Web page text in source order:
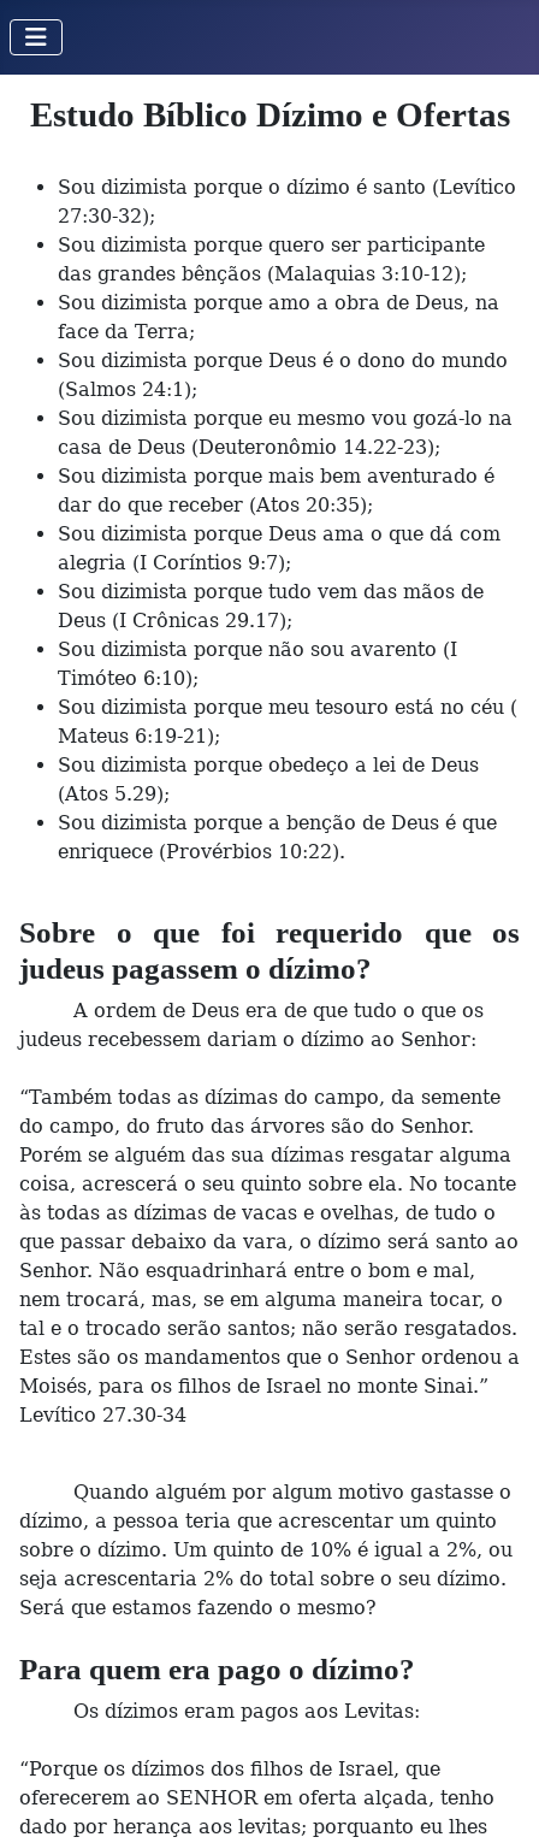
Estudo Bíblico Dízimo e Ofertas
Sou dizimista porque o dízimo é santo (Levítico
27:30-32);
Sou dizimista porque quero ser participante
das grandes bênçãos (Malaquias 3:10-12);
Sou dizimista porque amo a obra de Deus, na
face da Terra;
Sou dizimista porque Deus é o dono do mundo
(Salmos 24:1);
Sou dizimista porque eu mesmo vou gozá-lo na
casa de Deus (Deuteronômio 14.22-23);
Sou dizimista porque mais bem aventurado é
dar do que receber (Atos 20:35);
Sou dizimista porque Deus ama o que dá com
alegria (I Coríntios 9:7);
Sou dizimista porque tudo vem das mãos de
Deus (I Crônicas 29.17);
Sou dizimista porque não sou avarento (I
Timóteo 6:10);
Sou dizimista porque meu tesouro está no céu (
Mateus 6:19-21);
Sou dizimista porque obedeço a lei de Deus
(Atos 5.29);
Sou dizimista porque a benção de Deus é que
enriquece (Provérbios 10:22).
Sobre o que foi requerido que os
judeus pagassem o dízimo?
A ordem de Deus era de que tudo o que os
judeus recebessem dariam o dízimo ao Senhor:
“Também todas as dízimas do campo, da semente
do campo, do fruto das árvores são do Senhor.
Porém se alguém das sua dízimas resgatar alguma
coisa, acrescerá o seu quinto sobre ela. No tocante
às todas as dízimas de vacas e ovelhas, de tudo o
que passar debaixo da vara, o dízimo será santo ao
Senhor. Não esquadrinhará entre o bom e mal,
nem trocará, mas, se em alguma maneira tocar, o
tal e o trocado serão santos; não serão resgatados.
Estes são os mandamentos que o Senhor ordenou a
Moisés, para os filhos de Israel no monte Sinai.”
Levítico 27.30-34
Quando alguém por algum motivo gastasse o
dízimo, a pessoa teria que acrescentar um quinto
sobre o dízimo. Um quinto de 10% é igual a 2%, ou
seja acrescentaria 2% do total sobre o seu dízimo.
Será que estamos fazendo o mesmo?
Para quem era pago o dízimo?
Os dízimos eram pagos aos Levitas:
“Porque os dízimos dos filhos de Israel, que
oferecerem ao SENHOR em oferta alçada, tenho
dado por herança aos levitas; porquanto eu lhes